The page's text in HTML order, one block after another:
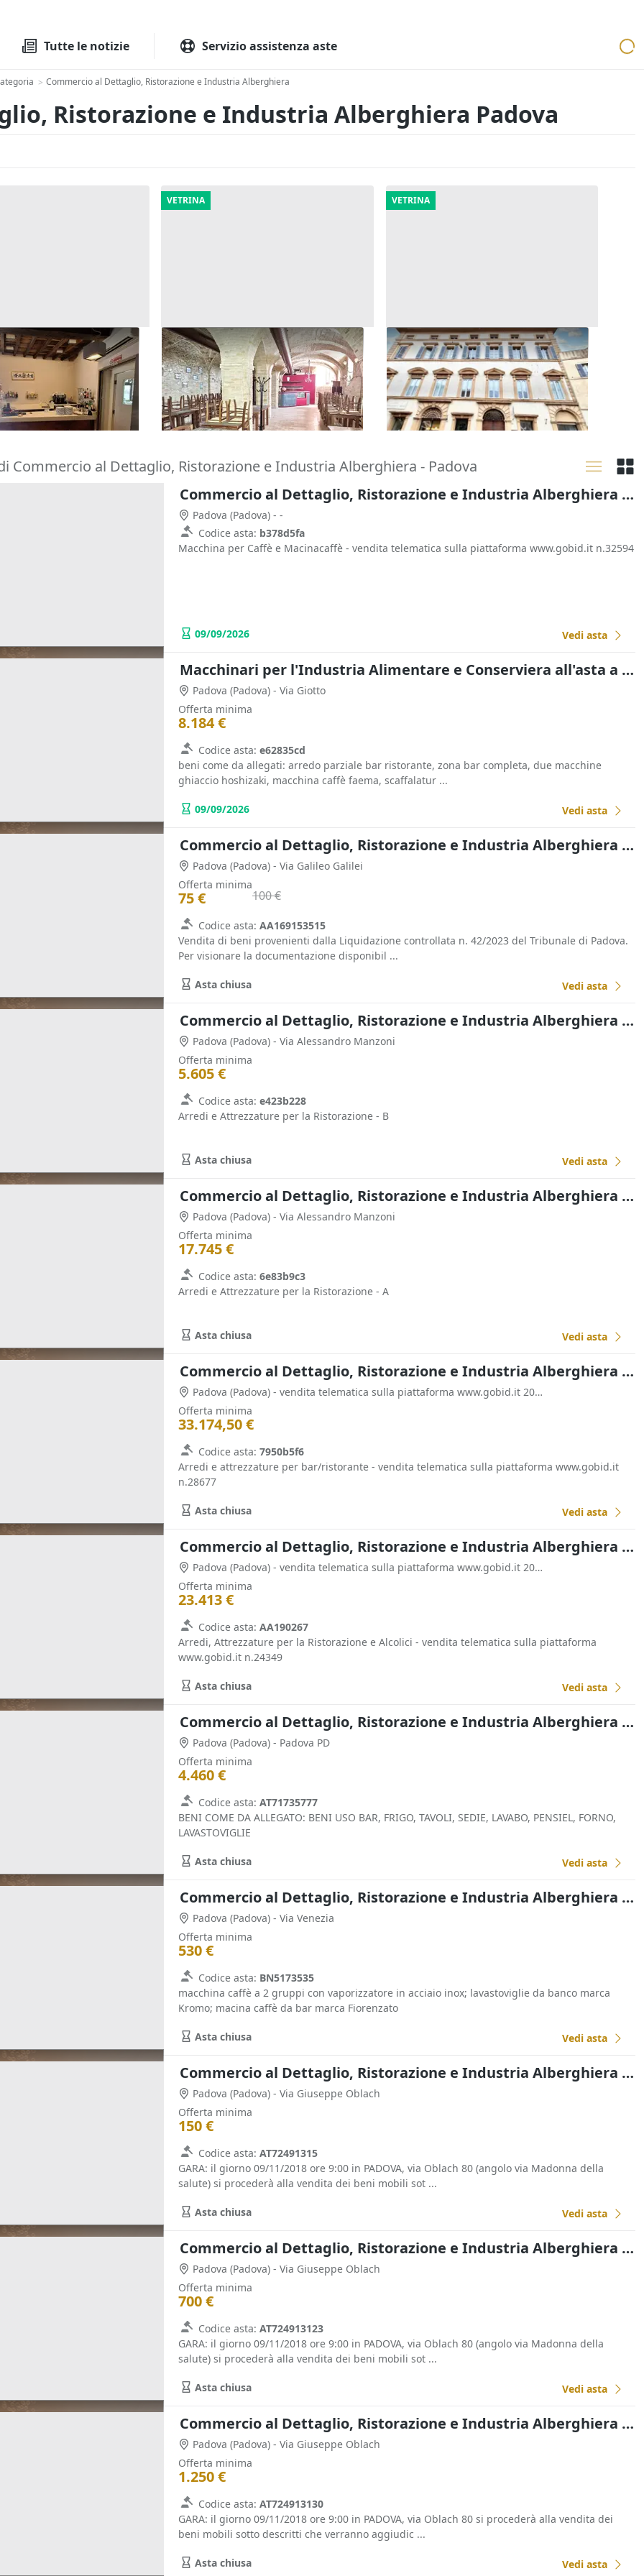
Tutte le notizie Servizio assistenza aste
> Commercio al Dettaglio, Ristorazione e Industria Alberghiera
Ristorazione e Industria Alberghiera Padova
commerciale
ristorazione
Cesena)
VETRINA
Asta Ristorante in palazzo storico
e servizi
Jesi (Ancona)
291.600 €
24/09/2026
VETRINA
Asta Locale commerciale in
palazzo storico
Foligno (Perugia)
146.918 €
16/10/2026
Commercio al Dettaglio, Ristorazione e Industria Alberghiera - Padova
Commercio al Dettaglio, Ristorazione e Industria Alberghiera all'asta a Padova
Padova (Padova) - -
Codice asta: b378d5fa
Macchina per Caffè e Macinacaffè - vendita telematica sulla piattaforma www.gobid.it n.32594
09/09/2026 Vedi asta
Macchinari per l'Industria Alimentare e Conserviera all'asta a Padova
Padova (Padova) - Via Giotto
Offerta minima
8.184 €
Codice asta: e62835cd
beni come da allegati: arredo parziale bar ristorante, zona bar completa, due macchine
ghiaccio hoshizaki, macchina caffè faema, scaffalatur ...
09/09/2026 Vedi asta
Commercio al Dettaglio, Ristorazione e Industria Alberghiera all'asta a Padova
Padova (Padova) - Via Galileo Galilei
Offerta minima
75 € 100 €
Codice asta: AA169153515
Vendita di beni provenienti dalla Liquidazione controllata n. 42/2023 del Tribunale di Padova.
Per visionare la documentazione disponibil ...
Asta chiusa Vedi asta
Commercio al Dettaglio, Ristorazione e Industria Alberghiera all'asta a Padova
Padova (Padova) - Via Alessandro Manzoni
Offerta minima
5.605 €
Codice asta: e423b228
Arredi e Attrezzature per la Ristorazione - B
Asta chiusa Vedi asta
Commercio al Dettaglio, Ristorazione e Industria Alberghiera all'asta a Padova
Padova (Padova) - Via Alessandro Manzoni
Offerta minima
17.745 €
Codice asta: 6e83b9c3
Arredi e Attrezzature per la Ristorazione - A
Asta chiusa Vedi asta
Commercio al Dettaglio, Ristorazione e Industria Alberghiera all'asta a Padova
Padova (Padova)
- vendita telematica sulla piattaforma www.gobid.it 20148 Milano (MI) Italia
Offerta minima
33.174,50 €
Codice asta: 7950b5f6
Arredi e attrezzature per bar/ristorante - vendita telematica sulla piattaforma www.gobid.it
n.28677
Asta chiusa Vedi asta
Commercio al Dettaglio, Ristorazione e Industria Alberghiera all'asta a Padova
Padova (Padova)
- vendita telematica sulla piattaforma www.gobid.it 20148 Milano (MI) Italia
Offerta minima
23.413 €
Codice asta: AA190267
Arredi, Attrezzature per la Ristorazione e Alcolici - vendita telematica sulla piattaforma
www.gobid.it n.24349
Asta chiusa Vedi asta
Commercio al Dettaglio, Ristorazione e Industria Alberghiera all'asta a Padova
Padova (Padova) - Padova PD
Offerta minima
4.460 €
Codice asta: AT71735777
BENI COME DA ALLEGATO: BENI USO BAR, FRIGO, TAVOLI, SEDIE, LAVABO, PENSIEL, FORNO,
LAVASTOVIGLIE
Asta chiusa Vedi asta
Commercio al Dettaglio, Ristorazione e Industria Alberghiera all'asta a Padova
Padova (Padova) - Via Venezia
Offerta minima
530 €
Codice asta: BN5173535
macchina caffè a 2 gruppi con vaporizzatore in acciaio inox; lavastoviglie da banco marca
Kromo; macina caffè da bar marca Fiorenzato
Asta chiusa Vedi asta
Commercio al Dettaglio, Ristorazione e Industria Alberghiera all'asta a Padova
Padova (Padova) - Via Giuseppe Oblach
Offerta minima
150 €
Codice asta: AT72491315
GARA: il giorno 09/11/2018 ore 9:00 in PADOVA, via Oblach 80 (angolo via Madonna della
salute) si procederà alla vendita dei beni mobili sot ...
Asta chiusa Vedi asta
Commercio al Dettaglio, Ristorazione e Industria Alberghiera all'asta a Padova
Padova (Padova) - Via Giuseppe Oblach
Offerta minima
700 €
Codice asta: AT724913123
GARA: il giorno 09/11/2018 ore 9:00 in PADOVA, via Oblach 80 (angolo via Madonna della
salute) si procederà alla vendita dei beni mobili sot ...
Asta chiusa Vedi asta
Commercio al Dettaglio, Ristorazione e Industria Alberghiera all'asta a Padova
Padova (Padova) - Via Giuseppe Oblach
Offerta minima
1.250 €
Codice asta: AT724913130
GARA: il giorno 09/11/2018 ore 9:00 in PADOVA, via Oblach 80 si procederà alla vendita dei
beni mobili sotto descritti che verranno aggiudic ...
Asta chiusa Vedi asta